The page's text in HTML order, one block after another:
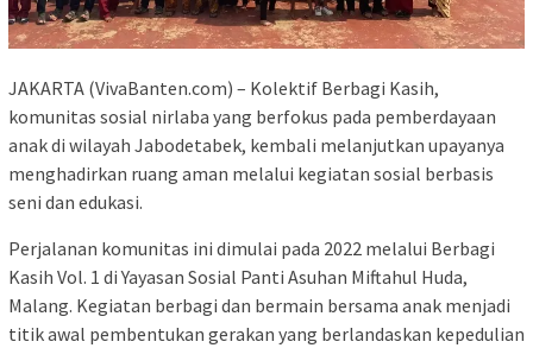
JAKARTA (VivaBanten.com) – Kolektif Berbagi Kasih,
komunitas sosial nirlaba yang berfokus pada pemberdayaan
anak di wilayah Jabodetabek, kembali melanjutkan upayanya
menghadirkan ruang aman melalui kegiatan sosial berbasis
seni dan edukasi.
Perjalanan komunitas ini dimulai pada 2022 melalui Berbagi
Kasih Vol. 1 di Yayasan Sosial Panti Asuhan Miftahul Huda,
Malang. Kegiatan berbagi dan bermain bersama anak menjadi
titik awal pembentukan gerakan yang berlandaskan kepedulian